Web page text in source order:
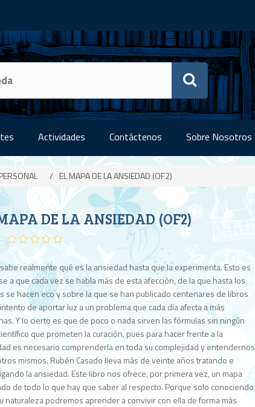
Actividades Contáctenos Sobre Nosotros
/ EL MAPA DE LA ANSIEDAD (OF2)
DE LA ANSIEDAD (OF2)
realmente qué es la ansiedad hasta que la experimenta. Esto es
a que cada vez se habla más de esta afección, de la que hasta los
se hacen eco y sobre la que se han publicado centenares de libros
de aportar luz a un problema que cada día afecta a más
Y lo cierto es que de poco o nada sirven las fórmulas sin ningún
que prometen la curación, pues para hacer frente a la
es necesario comprenderla en toda su complejidad y entendernos
mismos. Rubén Casado lleva más de veinte años tratando e
la ansiedad. Este libro nos ofrece, por primera vez, un mapa
de todo lo que hay que saber al respecto. Porque solo conociendo
naturaleza podremos aprender a convivir con ella de forma más